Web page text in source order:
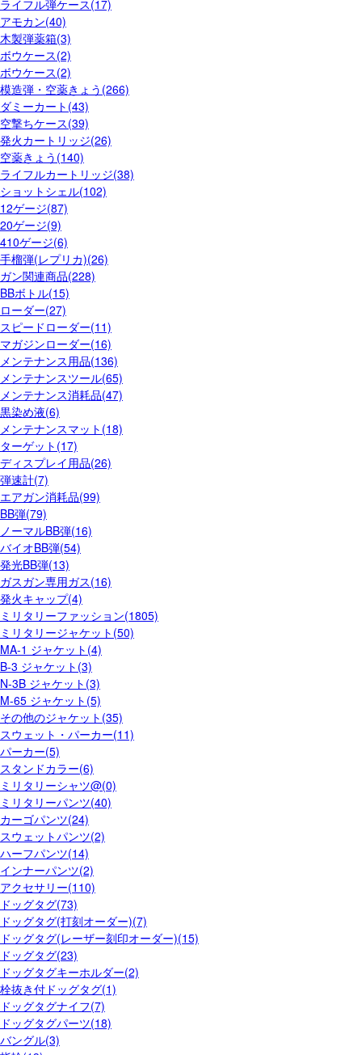
ライフル弾ケース(17)
アモカン(40)
木製弾薬箱(3)
ボウケース(2)
ボウケース(2)
模造弾・空薬きょう(266)
ダミーカート(43)
空撃ちケース(39)
発火カートリッジ(26)
空薬きょう(140)
ライフルカートリッジ(38)
ショットシェル(102)
12ゲージ(87)
20ゲージ(9)
410ゲージ(6)
手榴弾(レプリカ)(26)
ガン関連商品(228)
BBボトル(15)
ローダー(27)
スピードローダー(11)
マガジンローダー(16)
メンテナンス用品(136)
メンテナンスツール(65)
メンテナンス消耗品(47)
黒染め液(6)
メンテナンスマット(18)
ターゲット(17)
ディスプレイ用品(26)
弾速計(7)
エアガン消耗品(99)
BB弾(79)
ノーマルBB弾(16)
バイオBB弾(54)
発光BB弾(13)
ガスガン専用ガス(16)
発火キャップ(4)
ミリタリーファッション(1805)
ミリタリージャケット(50)
MA-1 ジャケット(4)
B-3 ジャケット(3)
N-3B ジャケット(3)
M-65 ジャケット(5)
その他のジャケット(35)
スウェット・パーカー(11)
パーカー(5)
スタンドカラー(6)
ミリタリーシャツ@(0)
ミリタリーパンツ(40)
カーゴパンツ(24)
スウェットパンツ(2)
ハーフパンツ(14)
インナーパンツ(2)
アクセサリー(110)
ドッグタグ(73)
ドッグタグ(打刻オーダー)(7)
ドッグタグ(レーザー刻印オーダー)(15)
ドッグタグ(23)
ドッグタグキーホルダー(2)
栓抜き付ドッグタグ(1)
ドッグタグナイフ(7)
ドッグタグパーツ(18)
バングル(3)